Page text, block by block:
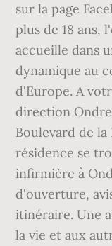
sur la page
plus de 18 ans,
accueille dans
dynamique au
d'Europe. A
direction
Boulevard de la
résidence se
infirmière à
d'ouverture,
itinéraire. Une
la vie et aux